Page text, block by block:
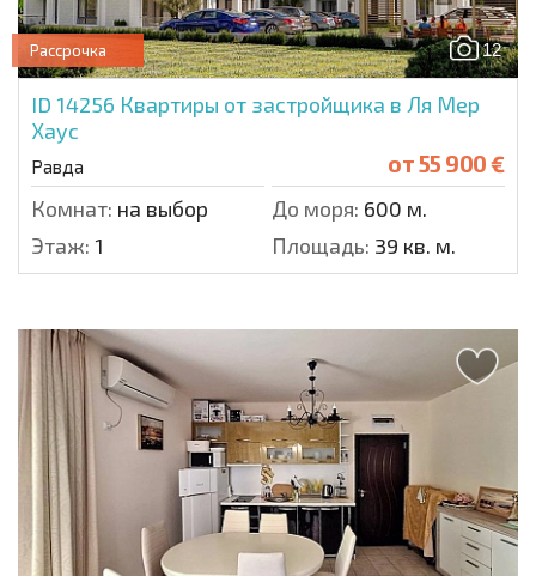
12
Рассрочка
ID 14256 Квартиры от застройщика в Ля Мер
Хаус
Равда от55 900 €
Комнат: на выбор До моря: 600 м.
Этаж: 1 Площадь: 39 кв. м.